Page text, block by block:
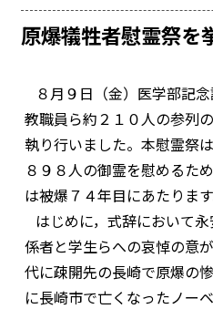
原爆犠牲者慰霊祭を
８月９日（金）医学部記念
教職員ら約２１０人の参列
執り行いました。本慰霊祭
８９８人の御霊を慰めるた
は被爆７４年目にあたります
はじめに，式辞において
係者と学生らへの哀悼の意
代に疎開先の長崎で原爆の
に長崎市で亡くなったノー